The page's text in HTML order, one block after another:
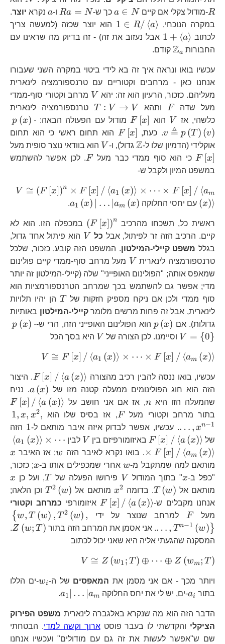
R-מודול צקלי אם קיים
a\in
N
a ∈ N כך ש- Ra=N
Ra = N ו- a
a נקרא יוצר.
במקרה הנוכחי,
1\in
R/\left\langle
a\right\rangle
1 ∈ R/ ⟨a⟩
הוא יוצר שכזה (למעשה צריך
לכתוב
1+\left\langle
1 + ⟨a⟩
אבל נעזוב את זה) - זה בדיוק מה שראינו עם
החבורות
Za קודם.
עכשיו בואו ונראה איך זה בא לידי ביטוי במקרה השני שעבורו
אנחנו כאן - מרחבים וקטוריים עם טרנספורמציה לינארית
מעליהם. כזכור, הרעיון הוא זה: יהא
V
V מרחב וקטורי סוף-ממדי
מעל שדה
F F ותהא
T:V\to
V
T : V → V
טרנספורמציה לינארית
כלשהי, אז
V V הואF\left[x\right]
F [x] מודול עם הפעולה הבאה: p (x) ⋅
v ≜ p (T) (v) . כעת,
F\left[x\right]
F [x]
הוא תחום ראשי כי הוא תחום
אוקלידי (הדמיון שלו ל-\mathbb{Z}
Z גדול), ו-
V
V הוא בוודאי נוצר סופית מעל
F\left[x\right] F [x] כי הוא סוף ממדי כבר מעל
F
F. לכן אפשר להשתמש
במשפט המיון ולקבל ש-
V ≅ (F [x])n × F [x] / ⟨a1 (x)⟩ × ⋯ × F [x] / ⟨am
(x)⟩ עם יחסי החלוקה a1 (x) … am (x)
.
ראשית כל, תשכחו מהרכיב (F [x])n
במכפלה הזו. הוא לא
קיים. הרכיב הזה זר לפיתול, אבל כל V
V הוא פיתול אחד גדול,
בגלל משפט קיילי-המילטון. המשפט הזה קובע, כזכור, שלכל
טרנספורמציה לינארית
V V מעל מרחב סוף-ממדי קיים פולינום
שמאפס אותה; "הפולינום האופייני" שלה (קיילי-המילטון זה יותר
מדי; אפשר גם להשתמש בכך שמרחב הטרנספורמציות הוא
סוף ממדי ולכן אם ניקח מספיק חזקות של
T
T הן יהיו תלויות
לינארית, אבל זה פחות מרשים מלומרקיילי-המילטון באותיות
גדולות). אם
p\left(x\right) p (x) הוא הפולינום האופייני הזה, הרי ש- p (x) ⋅
V = {0} וסיימנו. לכן הצורה של
V
V היא בסך הכל
V\cong
V ≅ F [x] / ⟨a1 (x)⟩ × ⋯ × F [x] / ⟨am (x)⟩
עכשיו, בואו ננסה להבין רכיב מהצורה F [x] / ⟨a (x)⟩
. היצור
הזה הוא חוג הפולינומים ממעלה קטנה מזו של
a (x)
. נניח
שהמעלה הזו היא
n n, אז אם אני חושב על F [x] / ⟨a (x)⟩
בתור מרחב וקטורי מעל F F, אז בסיס שלו הוא
1}
1, x, x2,
… , xn−1 . עכשיו, אפשר לבדוק איזה איבר מותאם ל- 1
1 הזה
של
F\left[x\right]/\left\langle
a\left(x\right)\right\rangle
F [x] / ⟨a (x)⟩ באיזומורפיזם בין
V
V לבין ⟨a1 (x)⟩ × ⋯
× F [x] / ⟨am (x)⟩ . בואו נקרא לאיבר הזה w
w; אז האיבר x
מותאם למה שמתקבל מ- w w אחרי שמכפילים אותו ב- x
x; כזכור,
"כפל ב-
x x" בתוך המודול V V פירושו הפעלה של T
T, ועל כן x
מותאם אל T\left(w\right) T (w) . בדומהx^{2}
x2 מותאם אל T2 (w)
וכן הלאה;
אנחנו מקבלים ש-
F\left[x\right]/
F [x] / ⟨a (x)⟩ איזומורפי כמרחב וקטורי
מעל
F F למרחב שנוצר על ידי {w, T (w) , T 2 (w) ,
… , T n−1 (w) } . אני אסמן את המרחב הזה בתור Z (w; T )
.
המסקנה שהגעתי אליה היא שאני יכול לכתוב
V\cong
V ≅ Z (w1 ; T) ⊕ ⋯ ⊕ Z (wm; T )
ויותר מכך - אם אני מסמן את המאפסים של ה- w_{i}
wi
-ים הללו
בתור
a_{i} ai -ים, יש לי את יחס החלוקה a1 … am
.
הדבר הזה הוא מה שנקרא באלגברה לינארית משפט הפירוק
הציקלי והקדשתי לו בעבר פוסטארוך וקשה למדי. הבטחתי
שם ש"אפשר לעשות את זה גם עם מודולים" ועכשיו אנחנו